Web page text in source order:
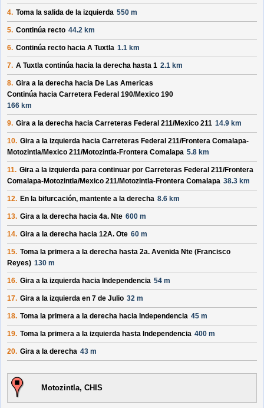
4. Toma la salida de la izquierda 550 m
5. Continúa recto 44.2 km
6. Continúa recto hacia A Tuxtla 1.1 km
7. A Tuxtla continúa hacia la derecha hasta 1 2.1 km
8. Gira a la derecha hacia De Las Americas
Continúa hacia Carretera Federal 190/Mexico 190
166 km
9. Gira a la derecha hacia Carreteras Federal 211/Mexico 211 14.9 km
10. Gira a la izquierda hacia Carreteras Federal 211/Frontera Comalapa-
Motozintla/Mexico 211/Motozintla-Frontera Comalapa 5.8 km
11. Gira a la izquierda para continuar por Carreteras Federal 211/Frontera
Comalapa-Motozintla/Mexico 211/Motozintla-Frontera Comalapa 38.3 km
12. En la bifurcación, mantente a la derecha 8.6 km
13. Gira a la derecha hacia 4a. Nte 600 m
14. Gira a la derecha hacia 12A. Ote 60 m
15. Toma la primera a la derecha hasta 2a. Avenida Nte (Francisco
Reyes) 130 m
16. Gira a la izquierda hacia Independencia 54 m
17. Gira a la izquierda en 7 de Julio 32 m
18. Toma la primera a la derecha hacia Independencia 45 m
19. Toma la primera a la izquierda hasta Independencia 400 m
20. Gira a la derecha 43 m
Motozintla, CHIS